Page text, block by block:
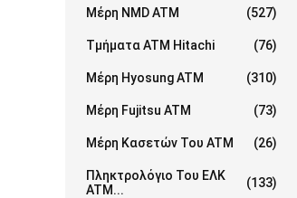
Μέρη NMD ATM (527)
Τμήματα ATM Hitachi (76)
Μέρη Hyosung ATM (310)
Μέρη Fujitsu ATM (73)
Μέρη Κασετών Του ATM (26)
Πληκτρολόγιο Του ΕΛΚ
ATM...
(133)